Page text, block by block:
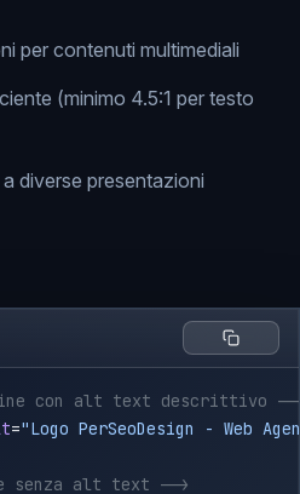
per contenuti multimediali
(minimo 4.5:1 per testo
diverse presentazioni
="Logo PerSeoDesign - Web